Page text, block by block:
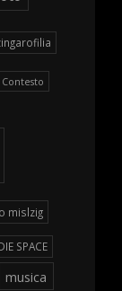
mislzig
SPACE
musica